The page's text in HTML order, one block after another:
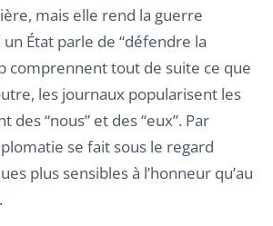
mais elle rend la guerre
État parle de “défendre la
comprennent tout de suite ce que
les journaux popularisent les
des “nous” et des “eux”. Par
se fait sous le regard
plus sensibles à l’honneur qu’au